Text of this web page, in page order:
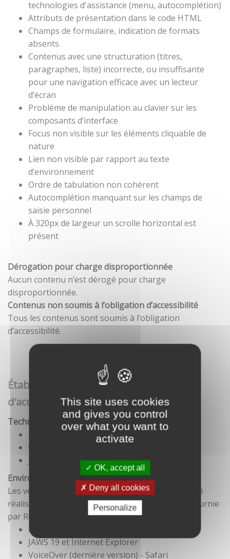
This site uses cookies
and gives you control
over what you want to
activate
OK, accept all
Deny all cookies
Personalize
technologies d'assistance (menu, autocomplétion)
Attributs de présentation dans le code HTML
Champs de formulaire, indication de formats
absents
Contenus avec une structuration (titres,
paragraphes, liste) incorrecte, ou insuffisante
pour une navigation efficace avec un lecteur
d’écran
Problème de manipulation au clavier sur les
composants d’interface
Focus non visible sur les éléments cliquable de
nature
Lien non visible par rapport au texte
d’environnement
Ordre de tabulation non cohérent
Autocomplétion manquant sur les champs de
saisie personnel
À 320px de largeur un scrolle horizontal est
présent
Dérogation pour charge disproportionnée
Aucun contenu n’est dérogé pour charge
disproportionnée.
Contenus non soumis à l’obligation d’accessibilité
Tous les contenus sont soumis à l’obligation
d’accessibilité.
Établissement de cette déclaration
d'accessibilité
Technologies utilisées pour la réalisation du site
CSS
Environnement de test
Les vérifications de restitution de contenus ont été
réalisées conformément à la base de référence fournie
par RGAA 3.
Firefox et NVDA
JAWS 19 et Internet Explorer
VoiceOver (dernière version) - Safari